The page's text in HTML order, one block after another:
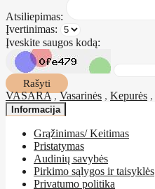
Atsiliepimas:
Įvertinimas:
Įveskite saugos kodą:
Rašyti
VASARA,Vasarinės , Kepurės ,
Informacija
Grąžinimas/ Keitimas
Pristatymas
Audinių savybės
Pirkimo sąlygos ir taisyklės
Privatumo politika